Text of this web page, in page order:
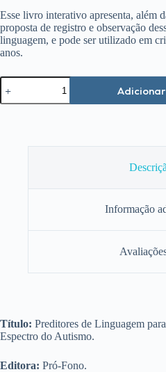
Esse livro interativo apresenta, além
proposta de registro e observação
linguagem, e pode ser utilizado em
anos.
Preditores
de
Linguagem
Informação
Título: Preditores de Linguagem
Espectro do Autismo.
Editora: Pró-Fono.